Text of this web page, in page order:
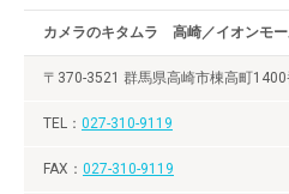
カメラのキタムラ 高崎／イオンモ
〒370-3521 群馬県高崎市棟高町
027-310-9119
027-310-9119